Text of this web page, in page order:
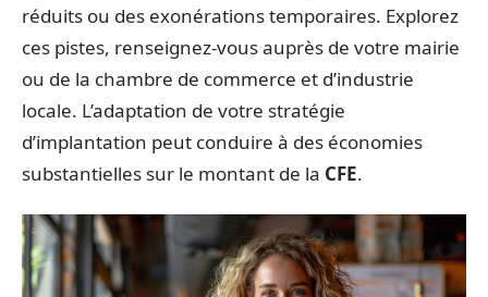
réduits ou des exonérations temporaires. Explorez
ces pistes, renseignez-vous auprès de votre mairie
ou de la chambre de commerce et d’industrie
locale. L’adaptation de votre stratégie
d’implantation peut conduire à des économies
substantielles sur le montant de la CFE.